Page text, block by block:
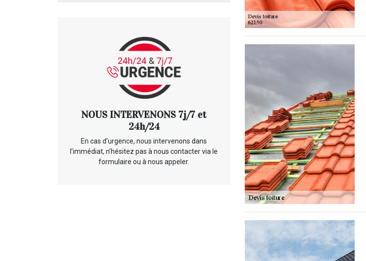
NOUS INTERVENONS 7j/7 et
24h/24
En cas d’urgence, nous intervenons dans
l’immédiat, n’hésitez pas à nous contacter via le
formulaire ou à nous appeler.